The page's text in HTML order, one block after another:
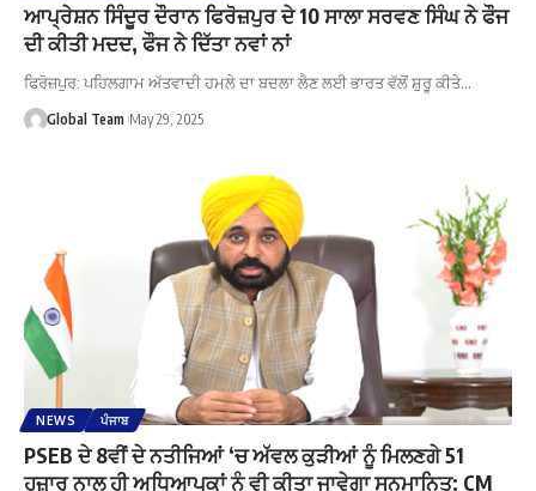
ਆਪ੍ਰੇਸ਼ਨ ਸਿੰਦੂਰ ਦੌਰਾਨ ਫਿਰੋਜ਼ਪੁਰ ਦੇ 10 ਸਾਲਾ ਸਰਵਣ ਸਿੰਘ ਨੇ ਫੌਜ
ਦੀ ਕੀਤੀ ਮਦਦ, ਫੌਜ ਨੇ ਦਿੱਤਾ ਨਵਾਂ ਨਾਂ
ਫਿਰੋਜ਼ਪੁਰ: ਪਹਿਲਗਾਮ ਅੱਤਵਾਦੀ ਹਮਲੇ ਦਾ ਬਦਲਾ ਲੈਣ ਲਈ ਭਾਰਤ ਵੱਲੋਂ ਸ਼ੁਰੂ ਕੀਤੇ…
Global Team May 29, 2025
NEWS ਪੰਜਾਬ
PSEB ਦੇ 8ਵੀਂ ਦੇ ਨਤੀਜਿਆਂ ‘ਚ ਅੱਵਲ ਕੁੜੀਆਂ ਨੂੰ ਮਿਲਣਗੇ 51
ਹਜ਼ਾਰ ਨਾਲ ਹੀ ਅਧਿਆਪਕਾਂ ਨੂੰ ਵੀ ਕੀਤਾ ਜਾਵੇਗਾ ਸਨਮਾਨਿਤ: CM